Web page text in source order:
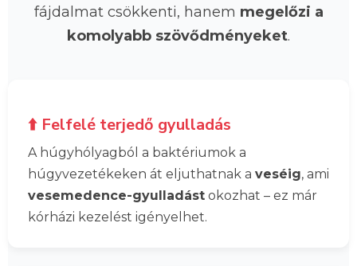
fájdalmat csökkenti, hanem megelőzi a
komolyabb szövődményeket.
⬆️ Felfelé terjedő gyulladás
A húgyhólyagból a baktériumok a
húgyvezetékeken át eljuthatnak a veséig, ami
vesemedence-gyulladást okozhat – ez már
kórházi kezelést igényelhet.